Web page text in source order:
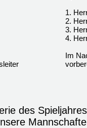
1.
2.
3.
4.
Im
des